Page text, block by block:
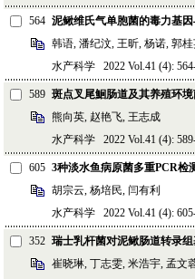
564 泥鳅维氏气单胞菌的毒力基
韩语, 潘纪汶, 王昕, 杨诺, 郭
水产科学 2022 Vol.41 (4):
589 斑点叉尾鮰肠道及其养殖环
熊向英, 赵艳飞, 王志成
水产科学 2022 Vol.41 (4):
605 3种淡水鱼病原菌多重PCR检
胡宗云, 杨培民, 闫有利
水产科学 2022 Vol.41 (4):
352 瑞士乳杆菌对泥鳅肠道转录
崔晓琳, 丁志雯, 米浩宇, 孟文